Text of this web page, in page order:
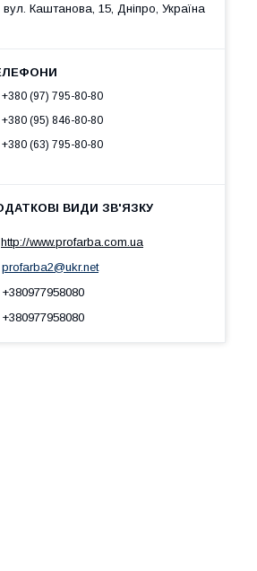
вул. Каштанова, 15, Дніпро, Україна
+380 (97) 795-80-80
+380 (95) 846-80-80
+380 (63) 795-80-80
http://www.profarba.com.ua
profarba2@ukr.net
+380977958080
+380977958080